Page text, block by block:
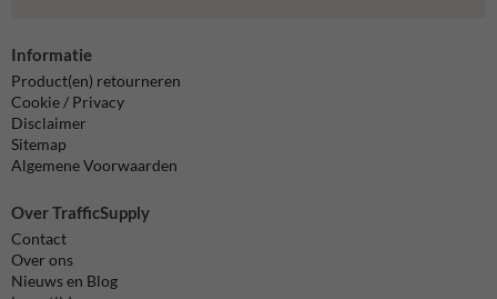
Informatie
Product(en) retourneren
Cookie / Privacy
Disclaimer
Sitemap
Algemene Voorwaarden
Over TrafficSupply
Contact
Over ons
Nieuws en Blog